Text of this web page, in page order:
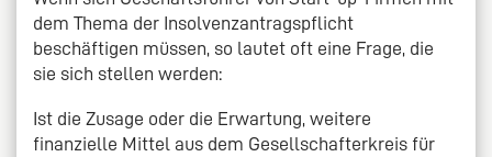
dem Thema der Insolvenzantragspflicht
beschäftigen müssen, so lautet oft eine Frage, die
sie sich stellen werden:
Ist die Zusage oder die Erwartung, weitere
finanzielle Mittel aus dem Gesellschafterkreis für